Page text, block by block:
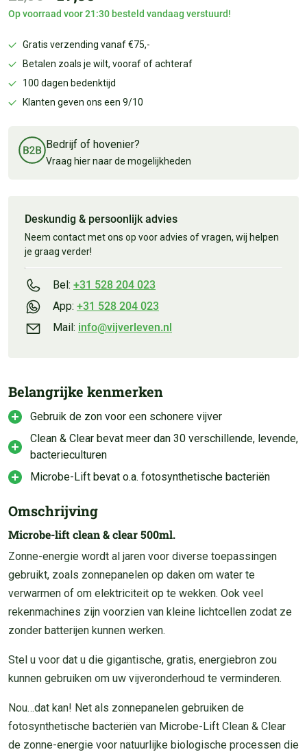
Op voorraad voor 21:30 besteld vandaag verstuurd!
Gratis verzending vanaf €75,-
Betalen zoals je wilt, vooraf of achteraf
100 dagen bedenktijd
Klanten geven ons een 9/10
Bedrijf of hovenier?
Vraag hier naar de mogelijkheden
Deskundig & persoonlijk advies
Neem contact met ons op voor advies of vragen, wij helpen
je graag verder!
Bel: +31 528 204 023
App: +31 528 204 023
Mail: info@vijverleven.nl
Belangrijke kenmerken
Gebruik de zon voor een schonere vijver
Clean & Clear bevat meer dan 30 verschillende, levende,
bacterieculturen
Microbe-Lift bevat o.a. fotosynthetische bacteriën
Omschrijving
Microbe-lift clean & clear 500ml.
Zonne-energie wordt al jaren voor diverse toepassingen
gebruikt, zoals zonnepanelen op daken om water te
verwarmen of om elektriciteit op te wekken. Ook veel
rekenmachines zijn voorzien van kleine lichtcellen zodat ze
zonder batterijen kunnen werken.
Stel u voor dat u die gigantische, gratis, energiebron zou
kunnen gebruiken om uw vijveronderhoud te verminderen.
Nou…dat kan! Net als zonnepanelen gebruiken de
fotosynthetische bacteriën van Microbe-Lift Clean & Clear
de zonne-energie voor natuurlijke biologische processen die